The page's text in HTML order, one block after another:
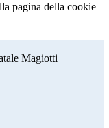
pagina della cookie
Magiotti